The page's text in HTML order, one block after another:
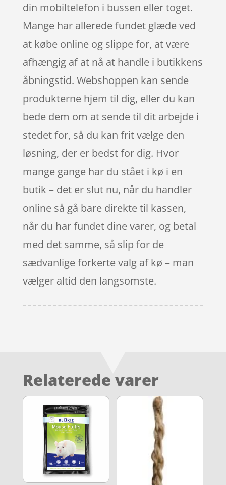
din mobiltelefon i bussen eller toget.
Mange har allerede fundet glæde ved
at købe online og slippe for, at være
afhængig af at nå at handle i butikkens
åbningstid. Webshoppen kan sende
produkterne hjem til dig, eller du kan
bede dem om at sende til dit arbejde i
stedet for, så du kan frit vælge den
løsning, der er bedst for dig. Hvor
mange gange har du stået i kø i en
butik – det er slut nu, når du handler
online så gå bare direkte til kassen,
når du har fundet dine varer, og betal
med det samme, så slip for de
sædvanlige forkerte valg af kø – man
vælger altid den langsomste.
Relaterede varer